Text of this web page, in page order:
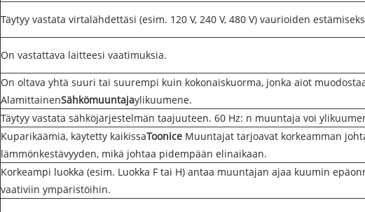
Täytyy vastata virtalähdettäsi (esim. 120 V, 240 V, 480 V) vaurioiden
On vastattava laitteesi vaatimuksia.
On oltava yhtä suuri tai suurempi kuin kokonaiskuorma, jonka aiot
AlamittainenSähkömuuntajaylikuumene.
Täytyy vastata sähköjärjestelmän taajuuteen. 60 Hz: n muuntaja voi
Kuparikäämiä, käytetty kaikissaToonice Muuntajat tarjoavat korkeamman
lämmönkestävyyden, mikä johtaa pidempään elinaikaan.
Korkeampi luokka (esim. Luokka F tai H) antaa muuntajan ajaa kuumin
vaativiin ympäristöihin.